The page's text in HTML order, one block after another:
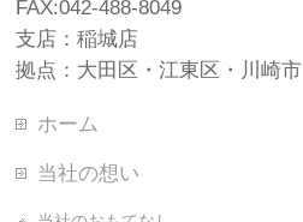
FAX:042-488-8049
支店：稲城店
拠点：大田区・江東区・川崎市
ホーム
当社の想い